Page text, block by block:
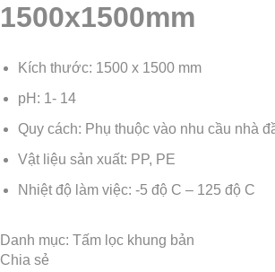
1500x1500mm
Kích thước: 1500 x 1500 mm
pH: 1- 14
Quy cách: Phụ thuộc vào nhu cầu nhà
Vật liệu sản xuất: PP, PE
Nhiệt độ làm việc: -5 độ C – 125 độ C
Danh mục: Tấm lọc khung bản
Chia sẻ